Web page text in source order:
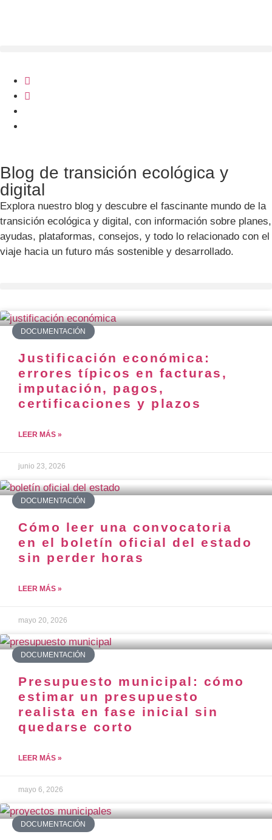
Blog de transición ecológica y
digital
Explora nuestro blog y descubre el fascinante mundo de la
transición ecológica y digital, con información sobre planes,
ayudas, plataformas, consejos, y todo lo relacionado con el
viaje hacia un futuro más sostenible y desarrollado.
DOCUMENTACIÓN
Justificación económica:
errores típicos en facturas,
imputación, pagos,
certificaciones y plazos
LEER MÁS »
junio 23, 2026
DOCUMENTACIÓN
Cómo leer una convocatoria
en el boletín oficial del estado
sin perder horas
LEER MÁS »
mayo 20, 2026
DOCUMENTACIÓN
Presupuesto municipal: cómo
estimar un presupuesto
realista en fase inicial sin
quedarse corto
LEER MÁS »
mayo 6, 2026
DOCUMENTACIÓN